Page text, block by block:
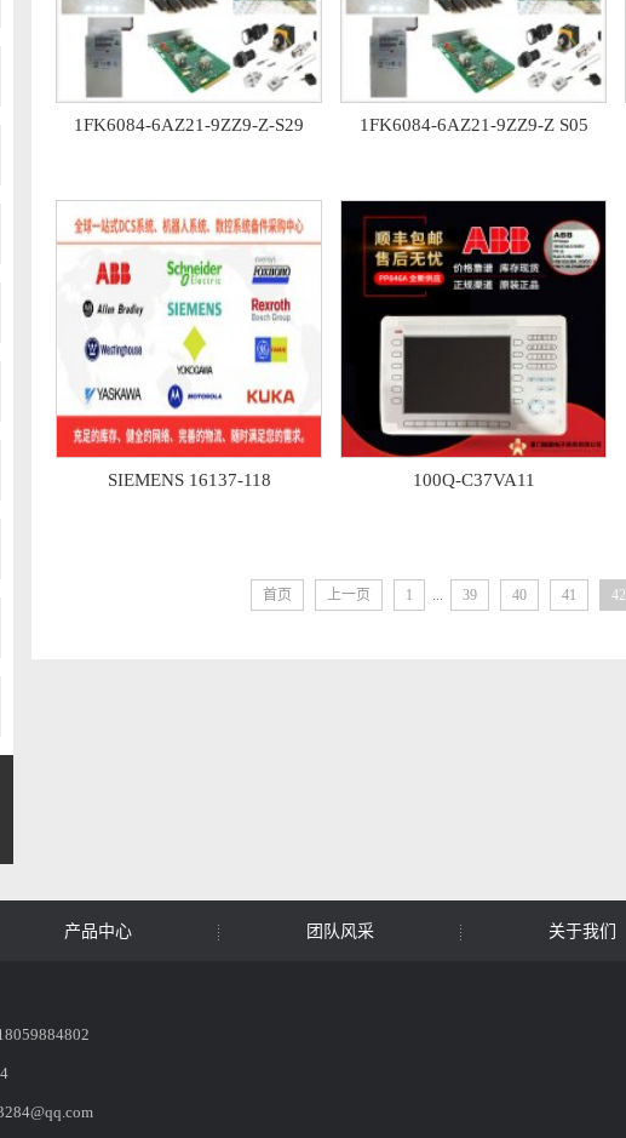
1FK6084-6AZ21-9ZZ9-Z-S29 1FK6084-6AZ21-9ZZ9-Z S05
SIEMENS 16137-118 100Q-C37VA11
首页 上一页 1 ... 39 40 41 42
产品中心 团队风采 关于我们